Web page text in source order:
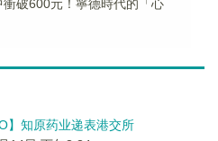
衝破600元！寧德時代的「心
】知原药业递表港交所